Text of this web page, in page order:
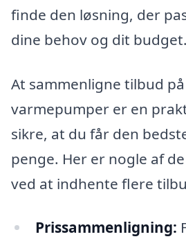
finde den løsning, der
dine behov og dit budget.
At sammenligne tilbud
varmepumper er en
sikre, at du får den
penge. Her er nogle af
ved at indhente flere
Prissammenligning: